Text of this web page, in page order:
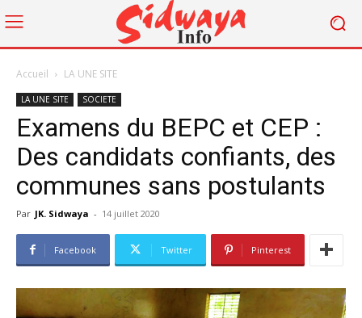
Accueil LA UNE SITE
LA UNE SITE SOCIETE
Examens du BEPC et CEP :
Des candidats confiants, des
communes sans postulants
Par JK. Sidwaya - 14 juillet 2020
Facebook Twitter Pinterest